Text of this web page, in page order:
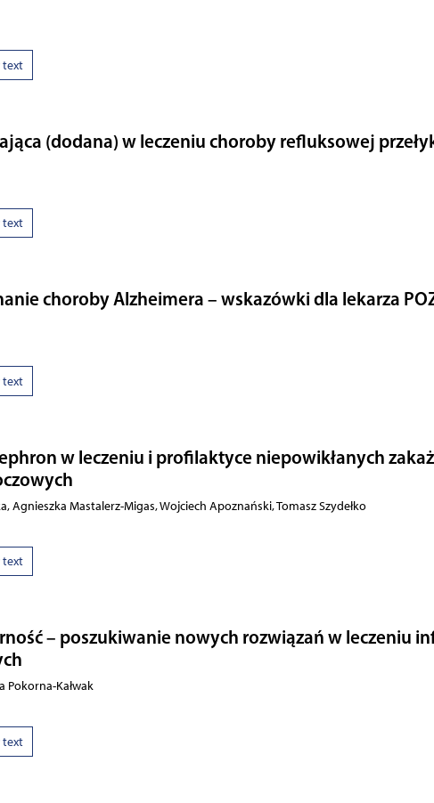
text
(dodana) w leczeniu choroby refluksowej
text
choroby Alzheimera – wskazówki dla lekarza
text
w leczeniu i profilaktyce niepowikłanych
Agnieszka Mastalerz-Migas, Wojciech Apoznański, Tomasz Szydełko
text
– poszukiwanie nowych rozwiązań w leczeniu
Pokorna-Kałwak
text